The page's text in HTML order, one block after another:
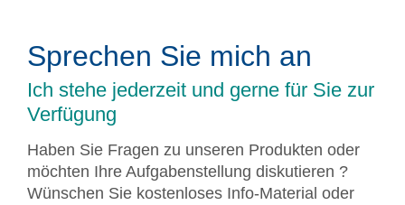
Sprechen Sie mich an
Ich stehe jederzeit und gerne für Sie zur
Verfügung
Haben Sie Fragen zu unseren Produkten oder
möchten Ihre Aufgabenstellung diskutieren ?
Wünschen Sie kostenloses Info-Material oder